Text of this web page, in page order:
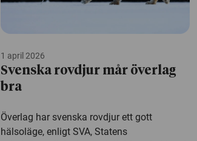
1 april 2026
Svenska rovdjur mår överlag
bra
Överlag har svenska rovdjur ett gott
hälsoläge, enligt SVA, Statens